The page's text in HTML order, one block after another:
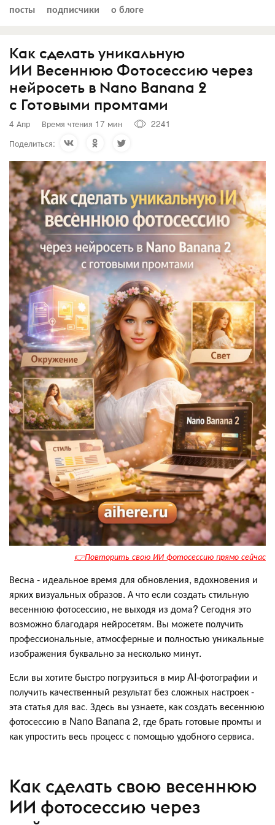
посты подписчики о блоге
Как сделать уникальную
ИИ Весеннюю Фотосессию через
нейросеть в Nano Banana 2
с Готовыми промтами
4 Апр Время чтения 17 мин
2241
Поделиться:
👉Повторить свою ИИ фотосессию прямо сейчас
Весна - идеальное время для обновления, вдохновения и
ярких визуальных образов. А что если создать стильную
весеннюю фотосессию, не выходя из дома? Сегодня это
возможно благодаря нейросетям. Вы можете получить
профессиональные, атмосферные и полностью уникальные
изображения буквально за несколько минут.
Если вы хотите быстро погрузиться в мир AI-фотографии и
получить качественный результат без сложных настроек -
эта статья для вас. Здесь вы узнаете, как создать весеннюю
фотосессию в Nano Banana 2, где брать готовые промты и
как упростить весь процесс с помощью удобного сервиса.
Как сделать свою весеннюю
ИИ фотосессию через